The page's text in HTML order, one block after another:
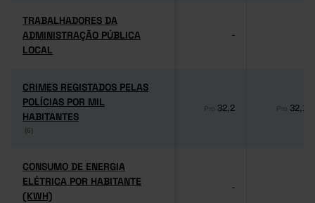
TRABALHADORES DA
ADMINISTRAÇÃO PÚBLICA
LOCAL
TRABALHADORES DA
ADMINISTRAÇÃO PÚBLICA
LOCAL
-
CRIMES REGISTADOS PELAS
POLÍCIAS POR MIL
HABITANTES
(6)
CRIMES REGISTADOS PELAS
POLÍCIAS POR MIL
HABITANTES
(6)
Pro 32,2 Pro 32,1
CONSUMO DE ENERGIA
ELÉTRICA POR HABITANTE
(KWH)
CONSUMO DE ENERGIA
ELÉTRICA POR HABITANTE
(KWH)
-